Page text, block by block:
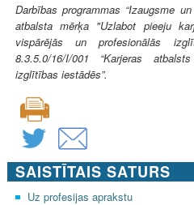
Darbības programmas “Izaugsme
atbalsta mērķa "Uzlabot pieeju
vispārējās un profesionālās
8.3.5.0/16/I/001 “Karjeras
izglītības iestādēs”.
SAISTĪTAIS SATURS
Uz profesijas aprakstu